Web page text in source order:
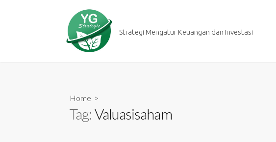
Strategi Mengatur Keuangan dan Investasi
Home >
Tag:Valuasisaham